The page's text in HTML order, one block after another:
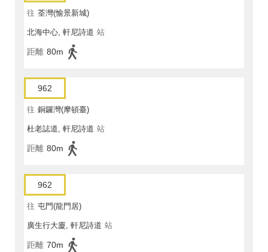
往 荃灣(愉景新城)
北海中心, 軒尼詩道 站
距離 80m
962
往 銅鑼灣(摩頓臺)
杜老誌道, 軒尼詩道 站
距離 80m
962
往 屯門(龍門居)
廣生行大廈, 軒尼詩道 站
距離 70m